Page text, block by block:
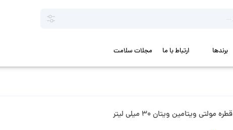
برندها ارتباط با ما مجلات سلامت
قطره مولتی ویتامین ویتان ۳۰ میلی لیتر